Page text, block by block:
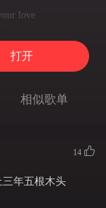
love
your flames
的爱
your love
风
打开
相似歌单
14
年五根木头